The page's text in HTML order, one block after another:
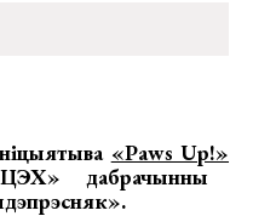
«Paws Up!»
дабрачынны